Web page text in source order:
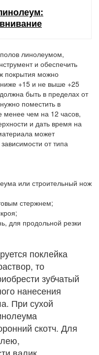
линолеумом,
и обеспечить
покрытия можно
+15 и не выше +25
быть в пределах от
поместить в
менее чем на 12 часов,
и дать время на
может
от типа
или строительный нож
стержнем;
для продольной резки
поклейка
то
зубчатый
нанесения
При сухой
скотч. Для